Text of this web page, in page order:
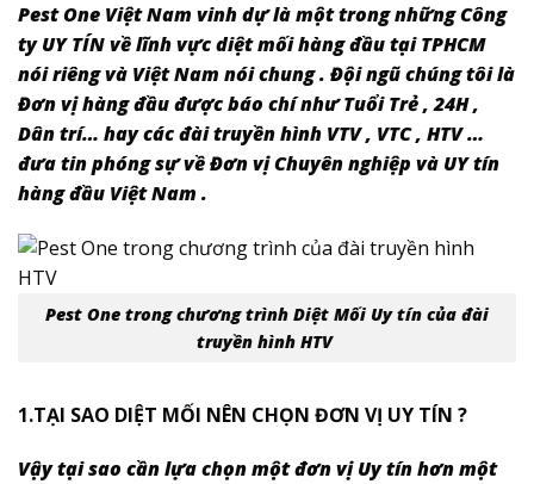
Pest One Việt Nam vinh dự là một trong những Công
ty UY TÍN về lĩnh vực diệt mối hàng đầu tại TPHCM
nói riêng và Việt Nam nói chung . Đội ngũ chúng tôi là
Đơn vị hàng đầu được báo chí như Tuổi Trẻ , 24H ,
Dân trí… hay các đài truyền hình VTV , VTC , HTV …
đưa tin phóng sự về Đơn vị Chuyên nghiệp và UY tín
hàng đầu Việt Nam .
Pest One trong chương trình Diệt Mối Uy tín của đài
truyền hình HTV
1.TẠI SAO DIỆT MỐI NÊN CHỌN ĐƠN VỊ UY TÍN ?
Vậy tại sao cần lựa chọn một đơn vị Uy tín hơn một